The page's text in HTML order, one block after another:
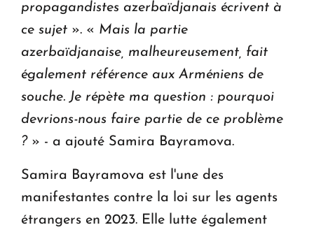
propagandistes azerbaïdjanais écrivent à
ce sujet ». « Mais la partie
azerbaïdjanaise, malheureusement, fait
également référence aux Arméniens de
souche. Je répète ma question : pourquoi
devrions-nous faire partie de ce problème
?» - a ajouté Samira Bayramova.
Samira Bayramova est l'une des
manifestantes contre la loi sur les agents
étrangers en 2023. Elle lutte également